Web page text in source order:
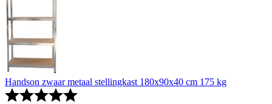
Handson zwaar metaal stellingkast 180x90x40 cm 175 kg